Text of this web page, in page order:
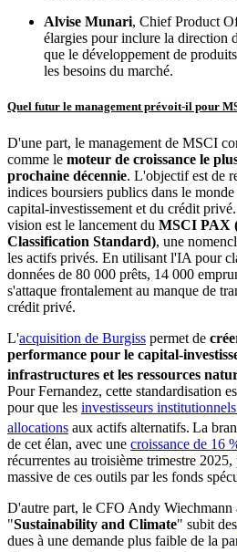
Alvise Munari, Chief Product
élargies pour inclure la direction
que le développement de
les besoins du marché.
Quel futur le management prévoit-il pour
D'une part, le management de MSCI
comme le moteur de croissance le
prochaine décennie. L'objectif est de
indices boursiers publics dans le
capital-investissement et du crédit
vision est le lancement du MSCI PAX
Classification Standard), une
les actifs privés. En utilisant l'IA pour
données de 80 000 prêts, 14 000
s'attaque frontalement au manque de
crédit privé.
L'acquisition de Burgiss permet de
performance pour le capital-
infrastructures et les ressources
Pour Fernandez, cette standardisation
pour que les investisseurs
allocations aux actifs alternatifs. La
de cet élan, avec une croissance de 16
récurrentes au troisième trimestre
massive de ces outils par les fonds
D'autre part, le CFO Andy Wiechmann
"Sustainability and Climate" subit des
dues à une demande plus faible de la